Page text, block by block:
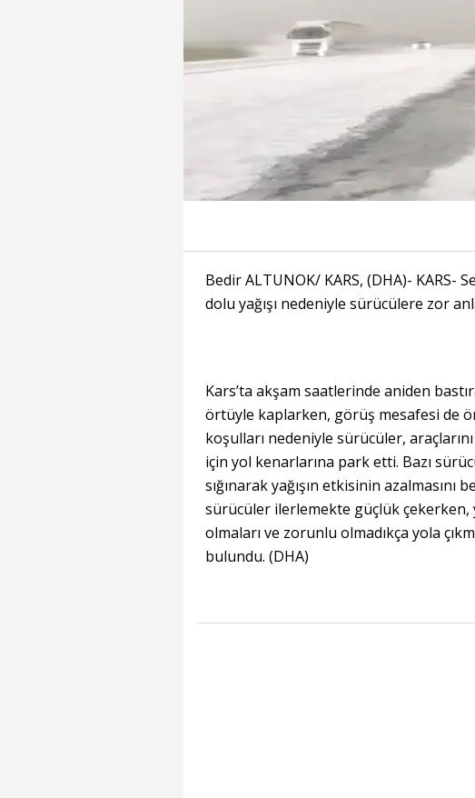
Bedir ALTUNOK/ KARS, (DHA)- KARS-
dolu yağışı nedeniyle sürücülere zor
Kars’ta akşam saatlerinde aniden
örtüyle kaplarken, görüş mesafesi de
koşulları nedeniyle sürücüler,
için yol kenarlarına park etti. Bazı
sığınarak yağışın etkisinin
sürücüler ilerlemekte güçlük
olmaları ve zorunlu olmadıkça yola
bulundu. (DHA)